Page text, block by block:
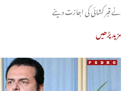
نے قبر کشائی کی اجازت دینے
مزید پڑھیں